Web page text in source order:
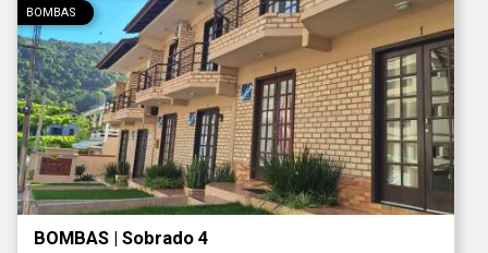
BOMBAS
BOMBAS | Sobrado 4